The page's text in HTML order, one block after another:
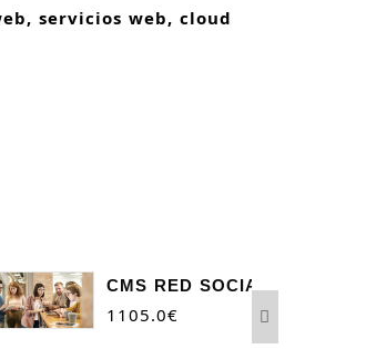
servicios web, cloud
CMS RED SOCIAL
1105.0€